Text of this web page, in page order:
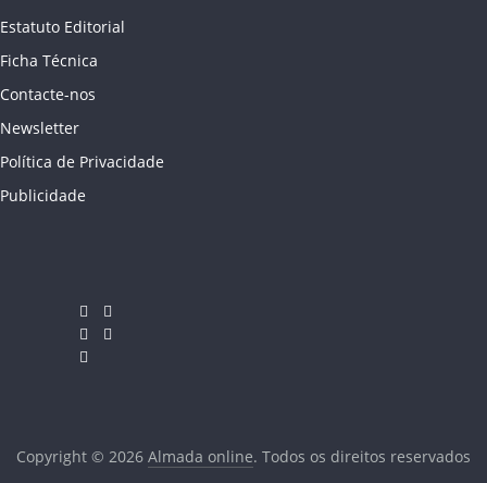
Estatuto Editorial
Ficha Técnica
Contacte-nos
Newsletter
Política de Privacidade
Publicidade
Copyright © 2026 Almada online. Todos os direitos reservados